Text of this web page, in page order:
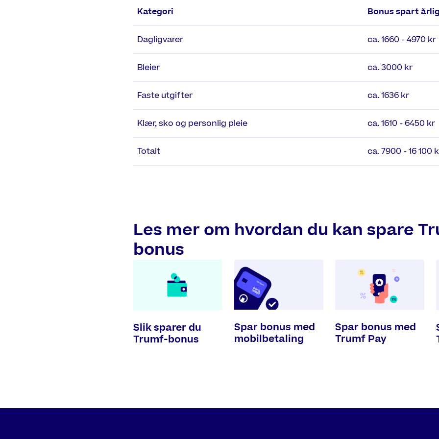
Kategori Bonus spart
Dagligvarer ca. 1660 - 4970 kr
Bleier ca. 3000 kr
Faste utgifter ca. 1636 kr
Klær, sko og personlig pleie ca. 1610 - 6450 kr
Totalt ca. 7900 - 16 100
Les mer om hvordan du kan spare
bonus
Slik sparer du
Trumf-bonus
Spar bonus med
mobilbetaling
Spar bonus med
Trumf Pay